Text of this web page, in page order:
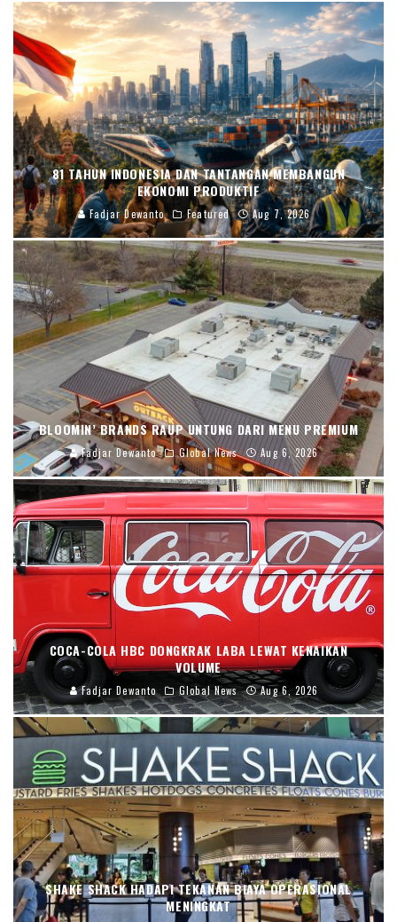
81 TAHUN INDONESIA DAN TANTANGAN MEMBANGUN
EKONOMI PRODUKTIF
Fadjar Dewanto Featured Aug 7, 2026
BLOOMIN’ BRANDS RAUP UNTUNG DARI MENU PREMIUM
Fadjar Dewanto Global News Aug 6, 2026
COCA-COLA HBC DONGKRAK LABA LEWAT KENAIKAN
VOLUME
Fadjar Dewanto Global News Aug 6, 2026
SHAKE SHACK HADAPI TEKANAN BIAYA OPERASIONAL
MENINGKAT